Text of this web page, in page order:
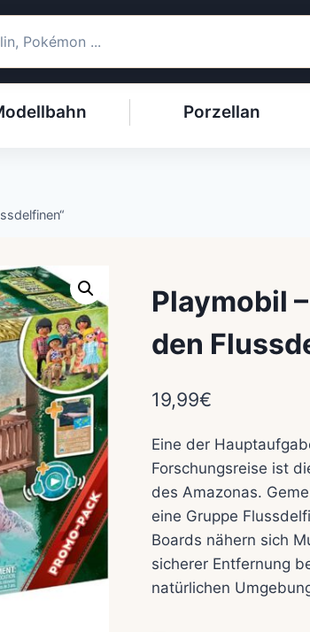
Porzellan
Playmobil
den
19,99€
Eine der
Forschungsreise ist
des Amazonas.
eine Gruppe
Boards nähern sich
sicherer Entfernung
natürlichen